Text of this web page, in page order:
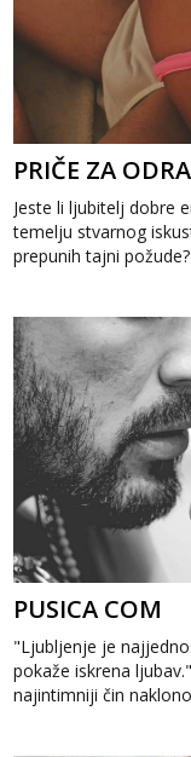
PRIČE ZA
Jeste li ljubitelj dobre
temelju stvarnog
prepunih tajni
PUSICA COM
"Ljubljenje je
pokaže iskrena
najintimniji čin